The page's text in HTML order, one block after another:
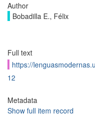
Author
Bobadilla E., Félix
Full text
https://
12
Metadata
Show full item record